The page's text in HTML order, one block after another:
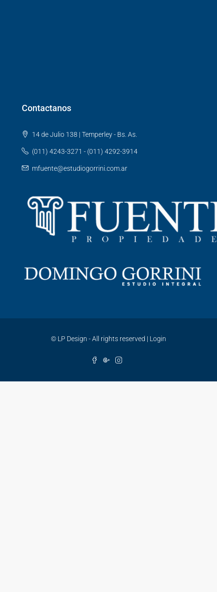
Contactanos
14 de Julio 138 | Temperley - Bs. As.
(011) 4243-3271 - (011) 4292-3914
mfuente@estudiogorrini.com.ar
© LP Design - All rights reserved | Login